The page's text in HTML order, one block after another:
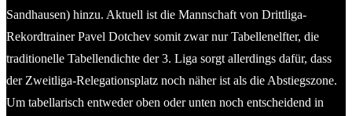
Sandhausen) hinzu. Aktuell ist die Mannschaft von Drittliga-
Rekordtrainer Pavel Dotchev somit zwar nur Tabellenelfter, die
traditionelle Tabellendichte der 3. Liga sorgt allerdings dafür, dass
der Zweitliga-Relegationsplatz noch näher ist als die Abstiegszone.
Um tabellarisch entweder oben oder unten noch entscheidend in